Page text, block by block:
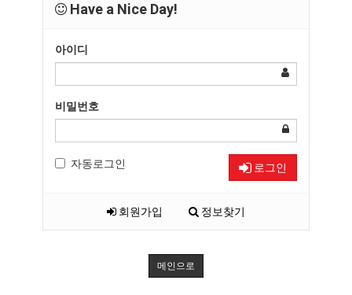
Have a Nice Day!
아이디
비밀번호
자동로그인 로그인
회원가입 정보찾기
메인으로